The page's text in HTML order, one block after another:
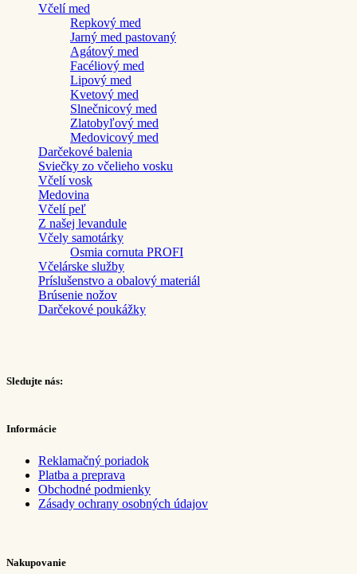
Včelí med
Repkový med
Jarný med pastovaný
Agátový med
Facéliový med
Lipový med
Kvetový med
Slnečnicový med
Zlatobyľový med
Medovicový med
Darčekové balenia
Sviečky zo včelieho vosku
Včelí vosk
Medovina
Včelí peľ
Z našej levandule
Včely samotárky
Osmia cornuta PROFI
Včelárske služby
Príslušenstvo a obalový materiál
Brúsenie nožov
Darčekové poukážky
Sledujte nás:
Informácie
Reklamačný poriadok
Platba a preprava
Obchodné podmienky
Zásady ochrany osobných údajov
Nakupovanie